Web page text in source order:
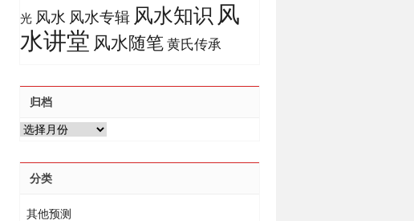
光 风水 风水专辑 风水知识 风
水讲堂 风水随笔 黄氏传承
归档
归
分类
其他预测